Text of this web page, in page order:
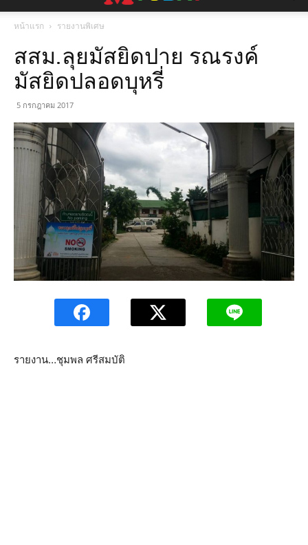
หน้าแรก รายงานพิเศษ
สสม.ลุยมัสยิดปาย รณรงค์
มัสยิดปลอดบุหรี่
5 กรกฎาคม 2017
รายงาน…ชุมพล ศรีสมบัติ